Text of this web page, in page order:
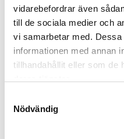
vidarebefordrar även
till de sociala medier och
vi samarbetar med.
informationen med annan
tillhandahållit eller som de
Nödvändig
Debatt